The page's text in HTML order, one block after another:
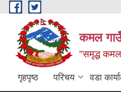
Skip to main content
कमल
"समृद्ध कमल
गृहपृष्ठ परिचय वडा